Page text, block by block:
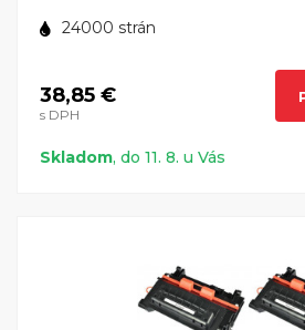
24000 strán
38,85 €
s DPH
Skladom, do 11. 8. u Vás